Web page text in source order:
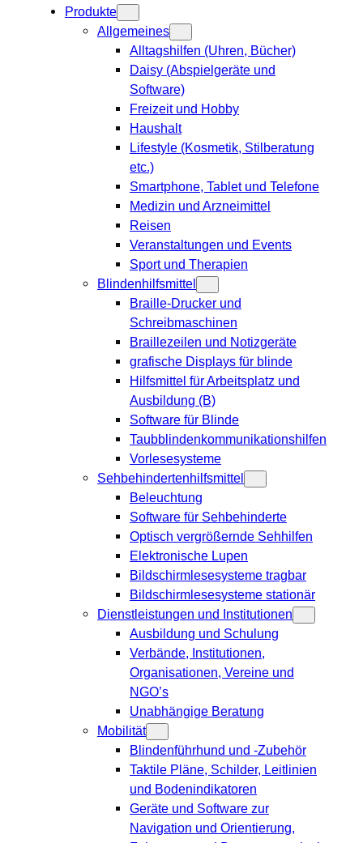
Produkte
Allgemeines
Alltagshilfen (Uhren, Bücher)
Daisy (Abspielgeräte und
Software)
Freizeit und Hobby
Haushalt
Lifestyle (Kosmetik, Stilberatung
etc.)
Smartphone, Tablet und Telefone
Medizin und Arzneimittel
Reisen
Veranstaltungen und Events
Sport und Therapien
Blindenhilfsmittel
Braille-Drucker und
Schreibmaschinen
Braillezeilen und Notizgeräte
grafische Displays für blinde
Hilfsmittel für Arbeitsplatz und
Ausbildung (B)
Software für Blinde
Taubblindenkommunikationshilfen
Vorlesesysteme
Sehbehindertenhilfsmittel
Beleuchtung
Software für Sehbehinderte
Optisch vergrößernde Sehhilfen
Elektronische Lupen
Bildschirmlesesysteme tragbar
Bildschirmlesesysteme stationär
Dienstleistungen und Institutionen
Ausbildung und Schulung
Verbände, Institutionen,
Organisationen, Vereine und
NGO’s
Unabhängige Beratung
Mobilität
Blindenführhund und -Zubehör
Taktile Pläne, Schilder, Leitlinien
und Bodenindikatoren
Geräte und Software zur
Navigation und Orientierung,